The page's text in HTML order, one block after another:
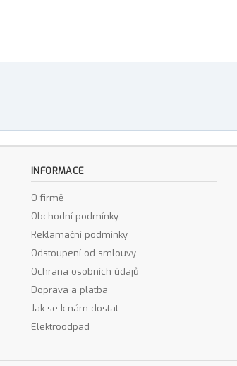
INFORMACE
O firmě
Obchodní podmínky
Reklamační podmínky
Odstoupení od smlouvy
Ochrana osobních údajů
Doprava a platba
Jak se k nám dostat
Elektroodpad